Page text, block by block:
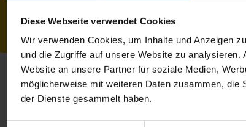
Diese Webseite verwendet Cookies
Wir verwenden Cookies, um Inhalte und Anzeigen
und die Zugriffe auf unsere Website zu
Website an unsere Partner für soziale Medien,
möglicherweise mit weiteren Daten zusammen, die
der Dienste gesammelt haben.